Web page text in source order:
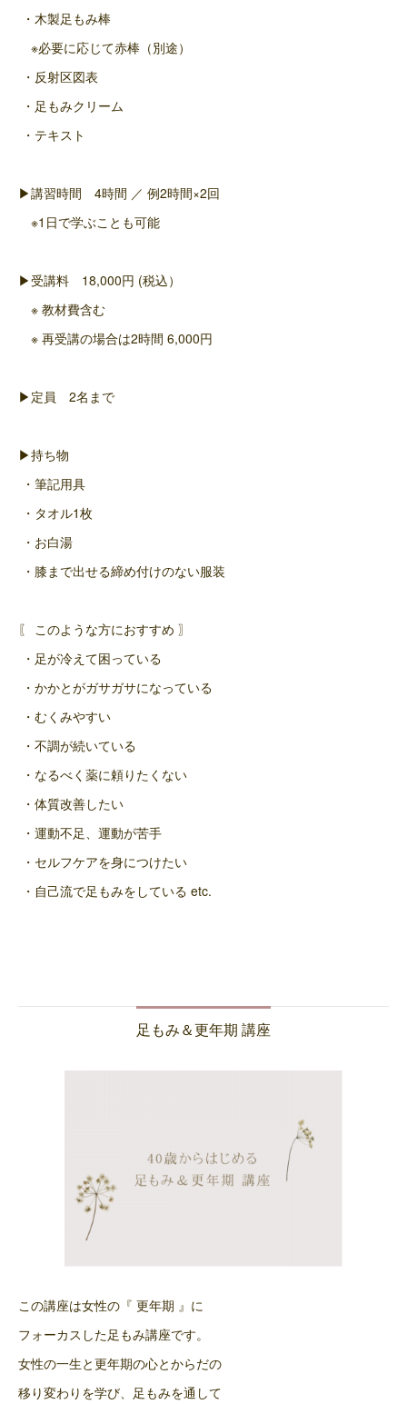
・木製足もみ棒
※必要に応じて赤棒（別途）
・反射区図表
・足もみクリーム
・テキスト
▶講習時間 4時間 ／ 例2時間×2回
※1日で学ぶことも可能
▶受講料 18,000円 (税込）
※ 教材費含む
※ 再受講の場合は2時間 6,000円
▶定員 2名まで
▶持ち物
・筆記用具
・タオル1枚
・お白湯
・膝まで出せる締め付けのない服装
〖 このような方におすすめ 〗
・足が冷えて困っている
・かかとがガサガサになっている
・むくみやすい
・不調が続いている
・なるべく薬に頼りたくない
・体質改善したい
・運動不足、運動が苦手
・セルフケアを身につけたい
・自己流で足もみをしている etc.
足もみ＆更年期 講座
この講座は女性の『 更年期 』に
フォーカスした足もみ講座です。
女性の一生と更年期の心とからだの
移り変わりを学び、足もみを通して